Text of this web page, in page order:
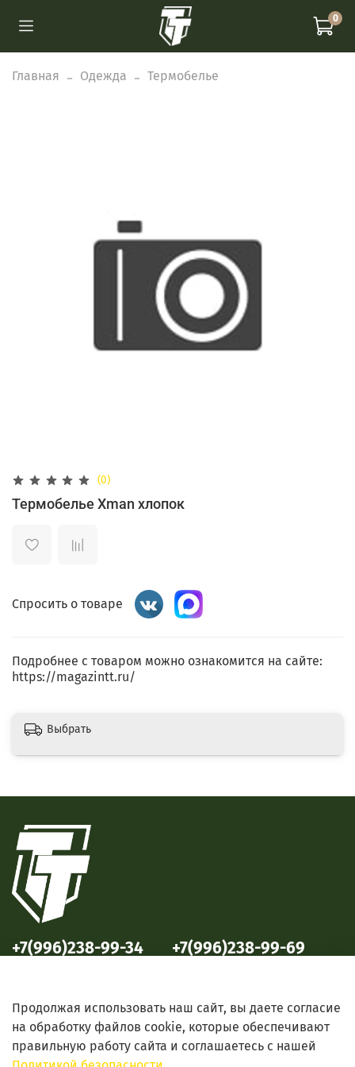
0
Главная Одежда Термобелье
(0)
Термобелье Xman хлопок
Спросить о товаре
Подробнее с товаром можно ознакомится на сайте:
https://magazintt.ru/
Выбрать
+7(996)238-99-34 +7(996)238-99-69
Продолжая использовать наш сайт, вы даете согласие
на обработку файлов cookie, которые обеспечивают
правильную работу сайта и соглашаетесь с нашей